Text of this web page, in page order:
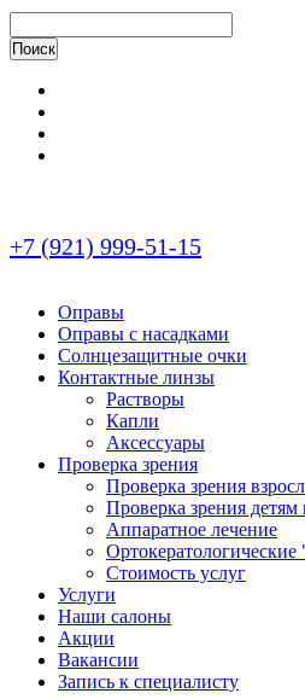
+7 (921) 999-51-15
Оправы
Оправы с насадками
Солнцезащитные очки
Контактные линзы
Растворы
Капли
Аксессуары
Проверка зрения
Проверка зрения
Проверка зрения детям
Аппаратное лечение
Стоимость услуг
Услуги
Наши салоны
Акции
Вакансии
Запись к специалисту